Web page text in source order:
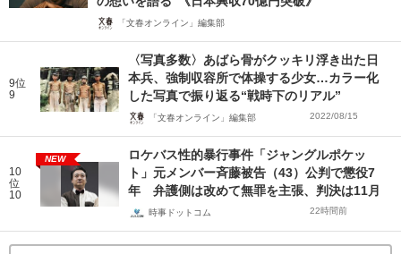
「文春オンライン」編集部
9位
9
〈写真多数〉あばら骨がクッキリ浮き出た日
本兵、強制収容所で体操する少女…カラー化
した写真で振り返る“戦時下のリアル”
「文春オンライン」編集部 2022/08/15
10
位
10
NEW
ロケバス性的暴行事件「ジャングルポケッ
ト」元メンバー斉藤被告（43）公判で懲役7
年 弁護側は改めて無罪を主張、判決は11月
時事ドットコム 22時間前